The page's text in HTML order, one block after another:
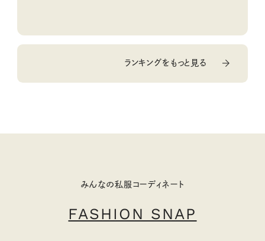
ランキングをもっと見る
みんなの私服コーディネート
FASHION SNAP